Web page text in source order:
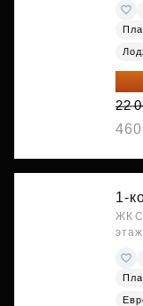
19
22
460
1-
ЖК